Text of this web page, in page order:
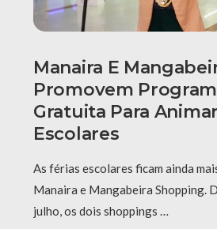
Manaira E
Promovem
Gratuita Para
Escolares
As férias escolares ficam ainda
Manaira e Mangabeira Shopping.
julho, os dois shoppings …